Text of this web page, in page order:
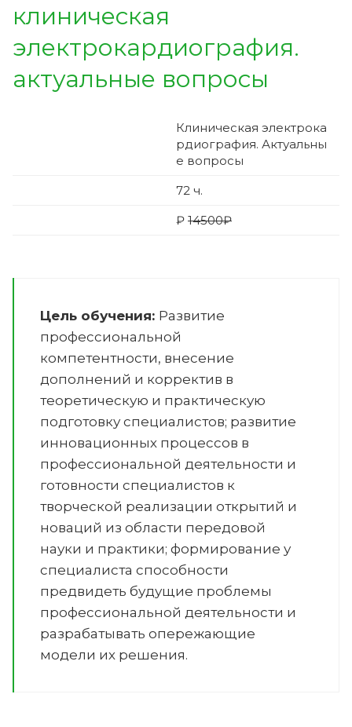
клиническая
электрокардиография.
актуальные вопросы
Клиническая электрока
рдиография. Актуальны
е вопросы
72 ч.
₽ 14500₽
Цель обучения: Развитие
профессиональной
компетентности, внесение
дополнений и корректив в
теоретическую и практическую
подготовку специалистов; развитие
инновационных процессов в
профессиональной деятельности и
готовности специалистов к
творческой реализации открытий и
новаций из области передовой
науки и практики; формирование у
специалиста способности
предвидеть будущие проблемы
профессиональной деятельности и
разрабатывать опережающие
модели их решения.